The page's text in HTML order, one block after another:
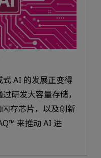
AI 的发展正变得
研发大容量存储，
存芯片，以及创新
来推动 AI 进